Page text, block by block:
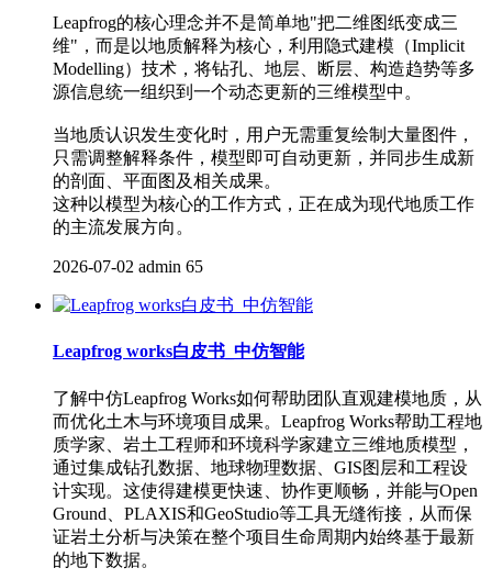
Leapfrog的核心理念并不是简单地"把二维图纸变成三
维"，而是以地质解释为核心，利用隐式建模（Implicit
Modelling）技术，将钻孔、地层、断层、构造趋势等多
源信息统一组织到一个动态更新的三维模型中。
当地质认识发生变化时，用户无需重复绘制大量图件，
只需调整解释条件，模型即可自动更新，并同步生成新
的剖面、平面图及相关成果。
这种以模型为核心的工作方式，正在成为现代地质工作
的主流发展方向。
2026-07-02 admin 65
Leapfrog works白皮书_中仿智能
了解中仿Leapfrog Works如何帮助团队直观建模地质，从
而优化土木与环境项目成果。Leapfrog Works帮助工程地
质学家、岩土工程师和环境科学家建立三维地质模型，
通过集成钻孔数据、地球物理数据、GIS图层和工程设
计实现。这使得建模更快速、协作更顺畅，并能与Open
Ground、PLAXIS和GeoStudio等工具无缝衔接，从而保
证岩土分析与决策在整个项目生命周期内始终基于最新
的地下数据。